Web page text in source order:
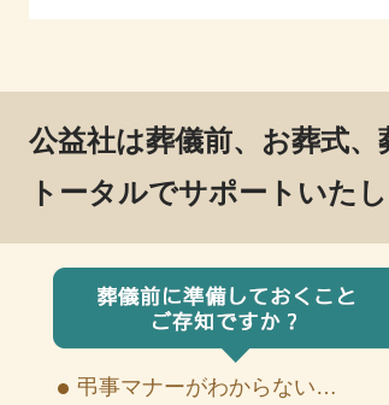
公益社は葬儀前、お葬式
トータルでサポートいたし
弔事マナーがわからない…